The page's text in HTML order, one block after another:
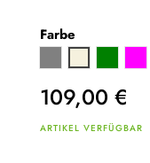
Farbe
109,00 €
ARTIKEL VERFÜGBAR